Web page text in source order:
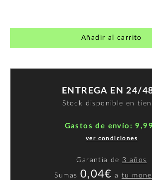
Añadir al carrito
ENTREGA EN 24/
Stock disponible en
Gastos de envío:
ver condiciones
Garantía de 3 años
Sumas 0,04€ atu